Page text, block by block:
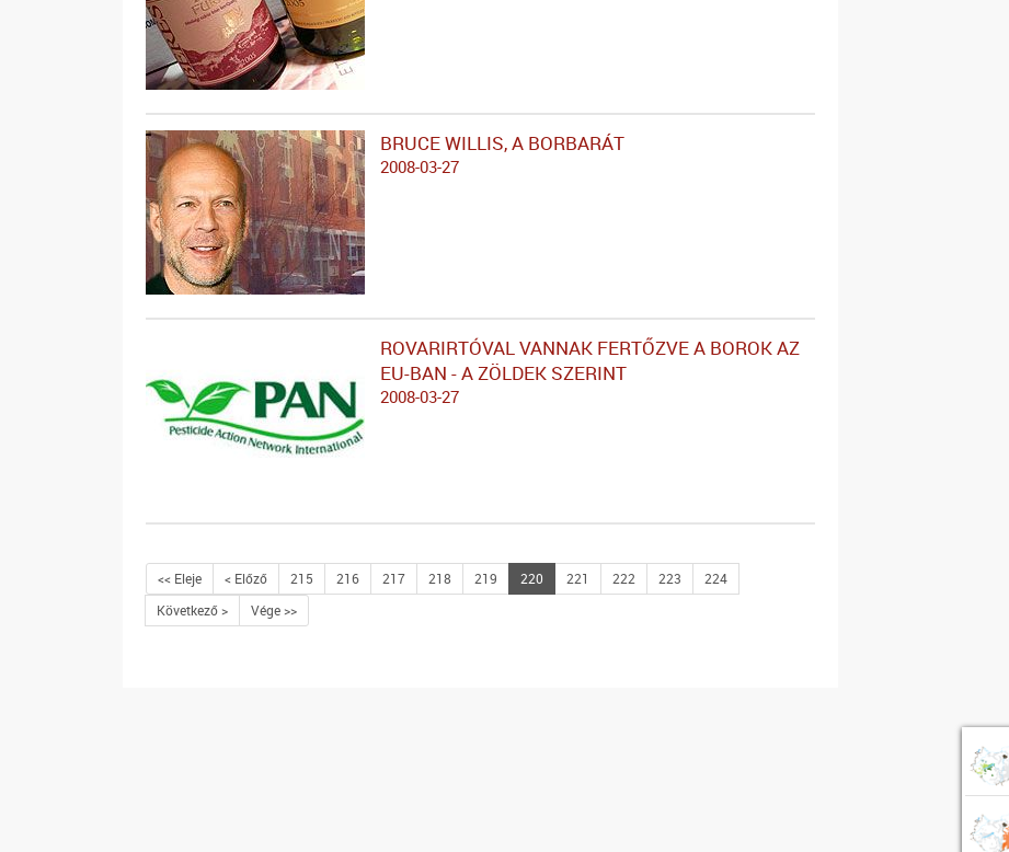
BRUCE WILLIS, A BORBARÁT
2008-03-27
ROVARIRTÓVAL VANNAK FERTŐZVE A BOROK AZ
EU-BAN - A ZÖLDEK SZERINT
2008-03-27
<< Eleje < Előző 215 216 217 218 219 220 221 222 223
224
Következő >
Vége >>